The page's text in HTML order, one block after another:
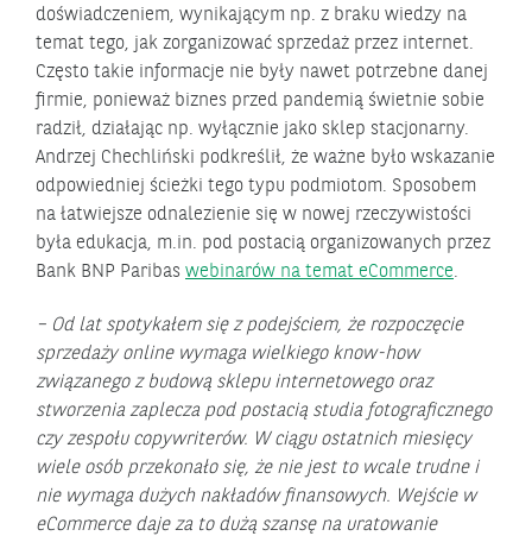
doświadczeniem, wynikającym np. z braku wiedzy na
temat tego, jak zorganizować sprzedaż przez internet.
Często takie informacje nie były nawet potrzebne danej
firmie, ponieważ biznes przed pandemią świetnie sobie
radził, działając np. wyłącznie jako sklep stacjonarny.
Andrzej Chechliński podkreślił, że ważne było wskazanie
odpowiedniej ścieżki tego typu podmiotom. Sposobem
na łatwiejsze odnalezienie się w nowej rzeczywistości
była edukacja, m.in. pod postacią organizowanych przez
Bank BNP Paribas webinarów na temat eCommerce.
– Od lat spotykałem się z podejściem, że rozpoczęcie
sprzedaży online wymaga wielkiego know-how
związanego z budową sklepu internetowego oraz
stworzenia zaplecza pod postacią studia fotograficznego
czy zespołu copywriterów. W ciągu ostatnich miesięcy
wiele osób przekonało się, że nie jest to wcale trudne i
nie wymaga dużych nakładów finansowych. Wejście w
eCommerce daje za to dużą szansę na uratowanie